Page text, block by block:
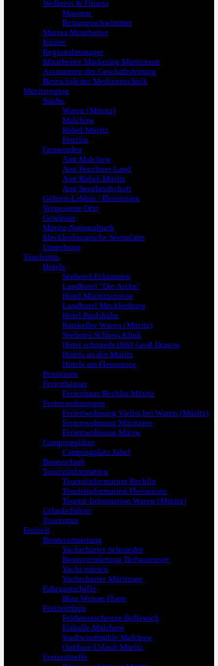
Wellness & Fitness
Masseur
Rettungsschwimmer
Marina Mitarbeiter
Küster
Regionalmanager
Mitarbeiter Marketing Müritzeum
Assistenten der Geschäftsleitung
Bereichsleiter Medizintechnik
Müritzregion
Städte
Waren (Müritz)
Malchow
Röbel/Müritz
Penzlin
Gemeinden
Amt Malchow
Amt Penzliner Land
Amt Röbel-Müritz
Amt Seenlandschaft
Göhren-Lebbin / Fleesensee
Vergessene Orte
Gewässer
Müritz-Nationalpark
Mecklenburgische Seenplatte
Umgebung
Tourismus
Hotels
Seehotel Ecktannen
Landhotel "Die Arche"
Hotel Müritzterrasse
Landhotel Mecklenburg
Hotel Paulshöhe
Ratskeller Waren (Müritz)
Seehotel Schloss Klink
Hotel schmiede1860 Groß Dratow
Hotels an der Müritz
Hotels am Fleesensee
Pensionen
Ferienhäuser
Ferienhaus Rechlin Müritz
Ferienwohnungen
Ferienwohnung Vielist bei Waren (Müritz)
Ferienwohnung Müritzsee
Ferienwohnung Mirow
Campingplätze
Campingplatz Jabel
Bootsurlaub
Touristinformation
Touristinformation Rechlin
Touristinformation Fleesensee
Tourist-Information Waren (Müritz)
Urlaubsführer
Tourismus
Freizeit
Bootsvermietung
Yachtcharter Schroeder
Bootsvermietung Tiefwarensee
Yacht-mieten
Yachtcharter Müritzsee
Fahrgastschiffe
Blau Weisse Flotte
Freizeittipps
Feldsteinscheune Bollewick
Eishalle Malchow
Stadtwindmühle Malchow
Outdoor-Urlaub Müritz
Freizeittreffs